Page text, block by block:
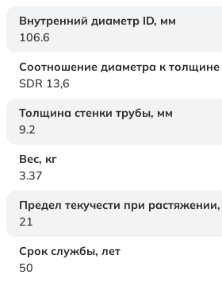
Внутренний диаметр ID, мм
106.6
Соотношение диаметра к толщине
SDR 13,6
Толщина стенки трубы, мм
9.2
Вес, кг
3.37
Предел текучести при растяжении,
21
Срок службы, лет
50